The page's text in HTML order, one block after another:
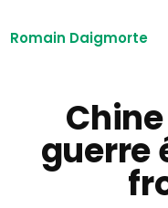
Romain Daigmorte
Chine
guerre